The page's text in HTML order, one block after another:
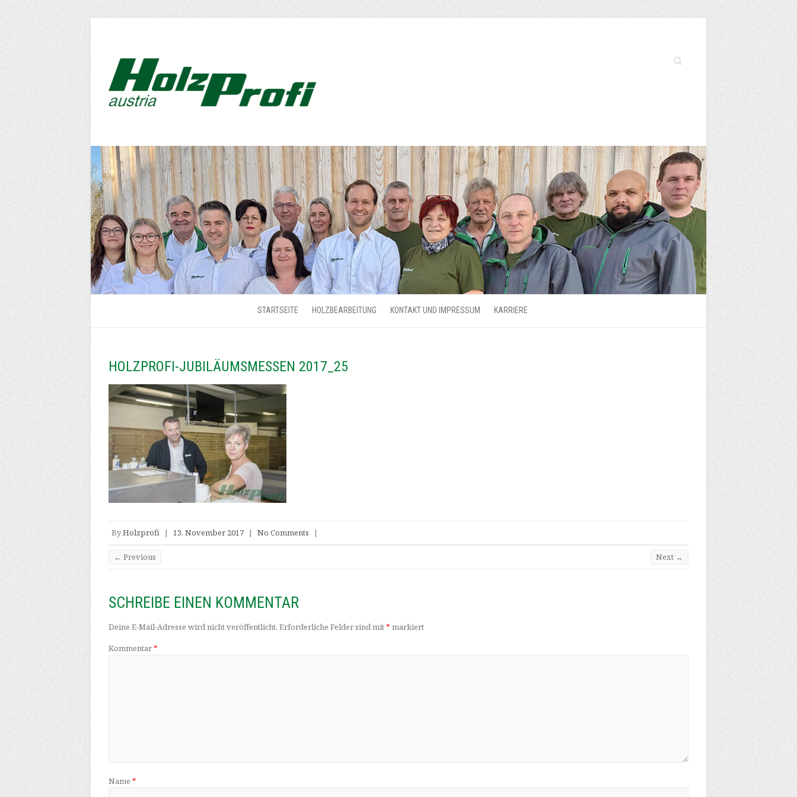
Search
STARTSEITE HOLZBEARBEITUNG KONTAKT UND IMPRESSUM KARRIERE
HOLZPROFI-JUBILÄUMSMESSEN 2017_25
ByHolzprofi | 13. November 2017 | No Comments |
← Previous Next →
SCHREIBE EINEN KOMMENTAR
Deine E-Mail-Adresse wird nicht veröffentlicht. Erforderliche Felder sind mit* markiert
Kommentar*
Name *